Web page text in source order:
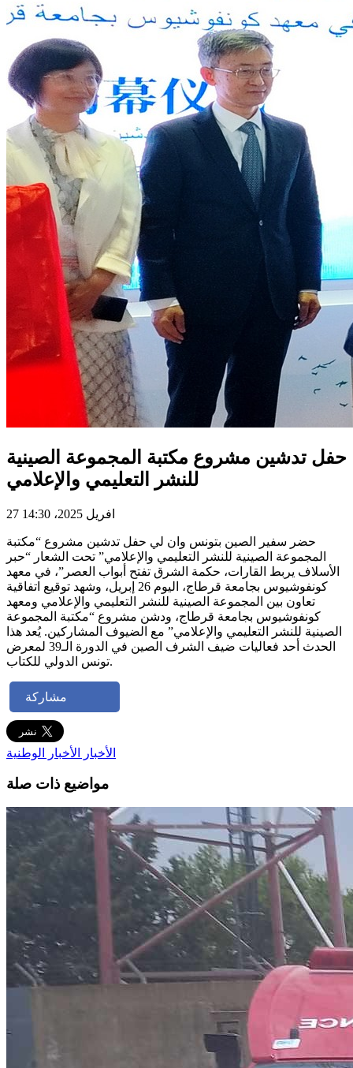
حفل تدشين مشروع مكتبة المجموعة الصينية
للنشر التعليمي والإعلامي
27 افريل 2025، 14:30
حضر سفير الصين بتونس وان لي حفل تدشين مشروع “مكتبة
المجموعة الصينية للنشر التعليمي والإعلامي” تحت الشعار “حبر
الأسلاف يربط القارات، حكمة الشرق تفتح أبواب العصر”، في معهد
كونفوشيوس بجامعة قرطاج، اليوم 26 إبريل، وشهد توقيع اتفاقية
تعاون بين المجموعة الصينية للنشر التعليمي والإعلامي ومعهد
كونفوشيوس بجامعة قرطاج، ودشن مشروع “مكتبة المجموعة
الصينية للنشر التعليمي والإعلامي” مع الضيوف المشاركين. يُعد هذا
الحدث أحد فعاليات ضيف الشرف الصين في الدورة الـ39 لمعرض
تونس الدولي للكتاب.
مشاركة
الأخبار الأخبار الوطنية
مواضيع ذات صلة